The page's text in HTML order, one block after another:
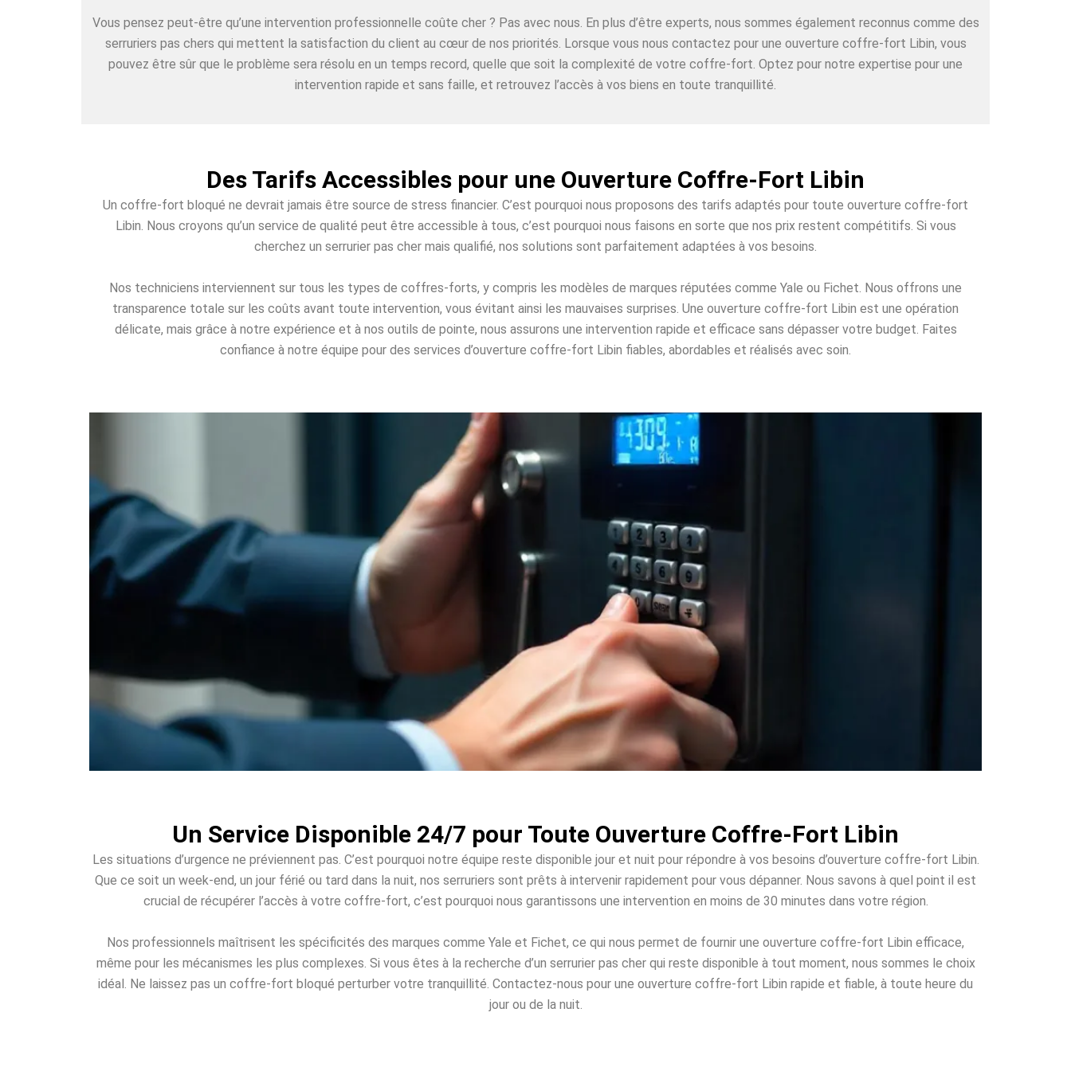
Vous pensez peut-être qu’une intervention professionnelle coûte cher ? Pas avec nous. En plus d’être experts, nous sommes également reconnus comme des
serruriers pas chers qui mettent la satisfaction du client au cœur de nos priorités. Lorsque vous nous contactez pour une ouverture coffre-fort Libin, vous
pouvez être sûr que le problème sera résolu en un temps record, quelle que soit la complexité de votre coffre-fort. Optez pour notre expertise pour une
intervention rapide et sans faille, et retrouvez l’accès à vos biens en toute tranquillité.
Des Tarifs Accessibles pour une Ouverture Coffre-Fort Libin
Un coffre-fort bloqué ne devrait jamais être source de stress financier. C’est pourquoi nous proposons des tarifs adaptés pour toute ouverture coffre-fort
Libin. Nous croyons qu’un service de qualité peut être accessible à tous, c’est pourquoi nous faisons en sorte que nos prix restent compétitifs. Si vous
cherchez un serrurier pas cher mais qualifié, nos solutions sont parfaitement adaptées à vos besoins.
Nos techniciens interviennent sur tous les types de coffres-forts, y compris les modèles de marques réputées comme Yale ou Fichet. Nous offrons une
transparence totale sur les coûts avant toute intervention, vous évitant ainsi les mauvaises surprises. Une ouverture coffre-fort Libin est une opération
délicate, mais grâce à notre expérience et à nos outils de pointe, nous assurons une intervention rapide et efficace sans dépasser votre budget. Faites
confiance à notre équipe pour des services d’ouverture coffre-fort Libin fiables, abordables et réalisés avec soin.
Un Service Disponible 24/7 pour Toute Ouverture Coffre-Fort Libin
Les situations d’urgence ne préviennent pas. C’est pourquoi notre équipe reste disponible jour et nuit pour répondre à vos besoins d’ouverture coffre-fort Libin.
Que ce soit un week-end, un jour férié ou tard dans la nuit, nos serruriers sont prêts à intervenir rapidement pour vous dépanner. Nous savons à quel point il est
crucial de récupérer l’accès à votre coffre-fort, c’est pourquoi nous garantissons une intervention en moins de 30 minutes dans votre région.
Nos professionnels maîtrisent les spécificités des marques comme Yale et Fichet, ce qui nous permet de fournir une ouverture coffre-fort Libin efficace,
même pour les mécanismes les plus complexes. Si vous êtes à la recherche d’un serrurier pas cher qui reste disponible à tout moment, nous sommes le choix
idéal. Ne laissez pas un coffre-fort bloqué perturber votre tranquillité. Contactez-nous pour une ouverture coffre-fort Libin rapide et fiable, à toute heure du
jour ou de la nuit.